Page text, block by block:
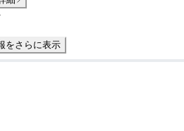
をさらに表示